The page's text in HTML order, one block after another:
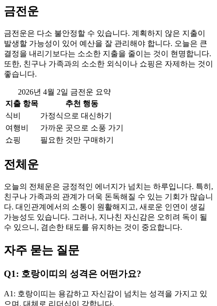
금전운
금전운은 다소 불안정할 수 있습니다. 계획하지 않은 지출이
발생할 가능성이 있어 예산을 잘 관리해야 합니다. 오늘은 큰
결정을 내리기보다는 소소한 지출을 줄이는 것이 현명합니다.
또한, 친구나 가족과의 소소한 외식이나 쇼핑은 자제하는 것이
좋습니다.
2026년 4월 2일 금전운 요약
지출 항목
추천 행동
식비
가정식으로 대신하기
여행비
가까운 곳으로 소풍 가기
쇼핑
필요한 것만 구매하기
전체운
오늘의 전체운은 긍정적인 에너지가 넘치는 하루입니다. 특히,
친구나 가족과의 관계가 더욱 돈독해질 수 있는 기회가 많습니
다. 대인관계에서의 소통이 원활해지고, 새로운 인연이 생길
가능성도 있습니다. 그러나, 지나친 자신감은 오히려 독이 될
수 있으니, 겸손한 태도를 유지하는 것이 중요합니다.
자주 묻는 질문
Q1: 호랑이띠의 성격은 어떤가요?
A1: 호랑이띠는 용감하고 자신감이 넘치는 성격을 가지고 있
으며, 대체로 리더십이 강합니다.